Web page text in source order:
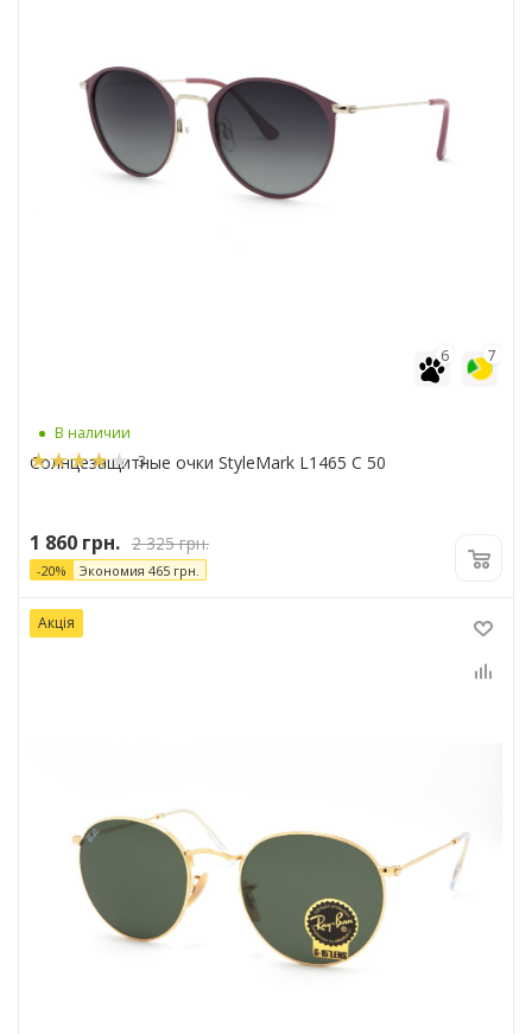
7
6
В наличии
3
Солнцезащитные очки StyleMark L1465 C 50
1 860 грн. 2 325грн.
-20% Экономия 465 грн.
Акція